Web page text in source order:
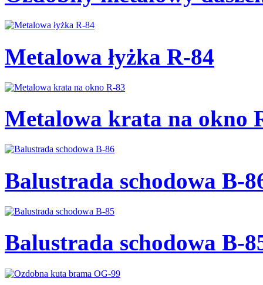
Metalowa łyżka R-84
Metalowa krata na okno
Balustrada schodowa B-
Balustrada schodowa B-